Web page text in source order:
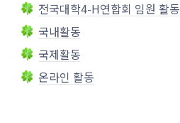
전국대학4-H연합회 임원 활동
국내활동
국제활동
온라인 활동